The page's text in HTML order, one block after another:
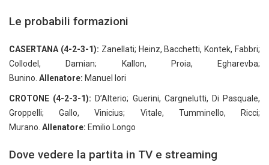
Le probabili formazioni
CASERTANA (4-2-3-1): Zanellati; Heinz, Bacchetti, Kontek, Fabbri;
Collodel, Damian; Kallon, Proia, Egharevba;
Bunino. Allenatore: Manuel Iori
CROTONE (4-2-3-1): D’Alterio; Guerini, Cargnelutti, Di Pasquale,
Groppelli; Gallo, Vinicius; Vitale, Tumminello, Ricci;
Murano. Allenatore: Emilio Longo
Dove vedere la partita in TV e streaming